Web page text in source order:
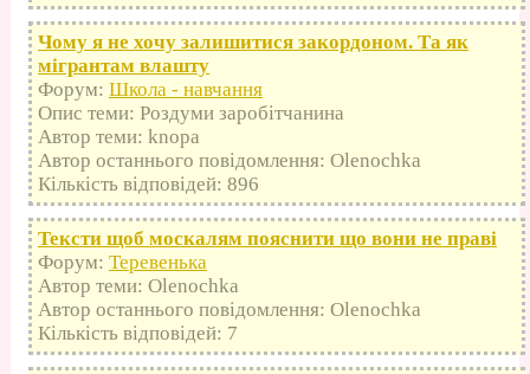
Чому я не хочу залишитися закордоном. Та як
мігрантам влашту
Форум: Школа - навчання
Опис теми: Роздуми заробітчанина
Автор теми: knopa
Автор останнього повідомлення: Olenochka
Кількість відповідей: 896
Тексти щоб москалям пояснити що вони не праві
Форум: Теревенька
Автор теми: Olenochka
Автор останнього повідомлення: Olenochka
Кількість відповідей: 7